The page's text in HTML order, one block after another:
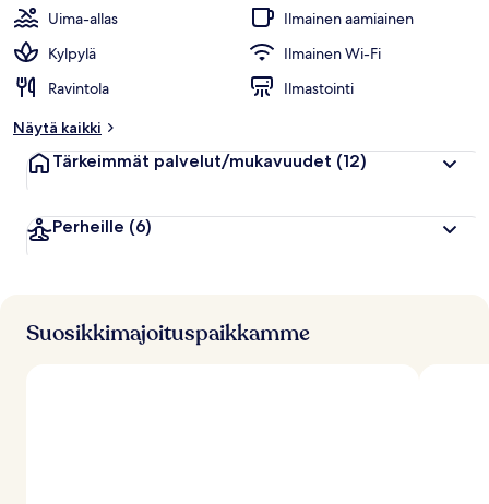
Uima-allas
Ilmainen aamiainen
Kylpylä
Ilmainen Wi-Fi
Ravintola
Ilmastointi
Näytä kaikki
Tärkeimmät palvelut/mukavuudet (12)
Perheille (6)
Suosikkimajoituspaikkamme